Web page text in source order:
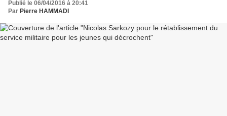
Publié le 06/04/2016 à 20:41
Par Pierre HAMMADI